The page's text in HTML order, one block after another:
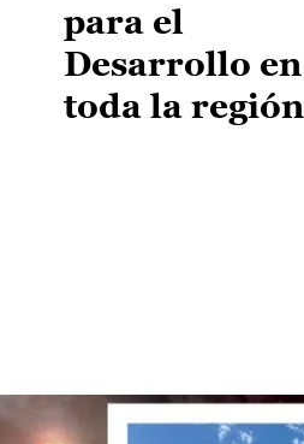
para el
Desarrollo en
toda la región